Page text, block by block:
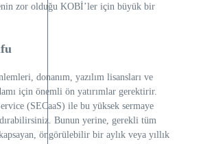
zor olduğu KOBİ’ler için büyük bir
donanım, yazılım lisansları ve
için önemli ön yatırımlar gerektirir.
(SECaaS) ile bu yüksek sermaye
Bunun yerine, gerekli tüm
öngörülebilir bir aylık veya yıllık